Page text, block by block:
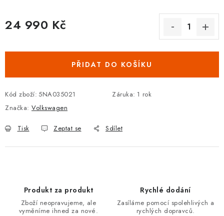
24 990 Kč
PŘIDAT DO KOŠÍKU
Kód zboží: 5NA035021 Záruka: 1 rok
Značka: Volkswagen
Tisk Zeptat se Sdílet
Produkt za produkt
Zboží neopravujeme, ale
vyměníme ihned za nové.
Rychlé dodání
Zasíláme pomocí spolehlivých a
rychlých dopravců.